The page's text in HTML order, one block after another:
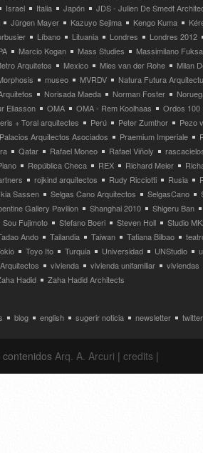
Israel Italia Japón
JDS - Julien De Smedt
Jürgen Mayer Kazuyo Sejima Kengo Kuma
Líbano Lituania Londres
Londres 2012
Marcio Kogan Mass Studies
Massimilano
Arquitetos Mexico Mies van der Rohe
Milan
museo MVRDV
Natura Futura
Norisada Maeda Norman Foster
Eliasson OMA OMA - Rem Koolhaas
Ordos 100
+ Toral arquitectes Perú Peter Zumthor
Pezo
Arquitectos Asociados Praemium Imperiale
Qatar Rafael Moneo Rafael Viñoly
República Checa REX Richard Meier
rojkind arquitectos Rudy Ricciotti Rusia
Sassen Selgas Cano Arquitectos SelgasCano
Gallery Pavilion Shanghai 2010
Shigeru Ban
Sou Fujimoto Stefano Boeri Steven Holl
Studio
Ando Tailandia Taiwan Tatiana Bilbao
Toyo Ito Turquia Universidad UNStudio
vivienda vivienda unifamiliar
viviendas
Hadid Zaha Hadid Architects
blog english sugerir noticia newsletter twitter
Arq. A. Arcuri | credits |